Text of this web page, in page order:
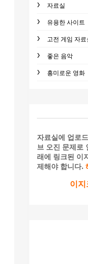
자료실
유용한 사이트
고전 게임 자료
좋은 음악
흥미로운 영화
자료실에 업로
브 오진 문제로
래에 링크된 이
제해야 합니다.
이